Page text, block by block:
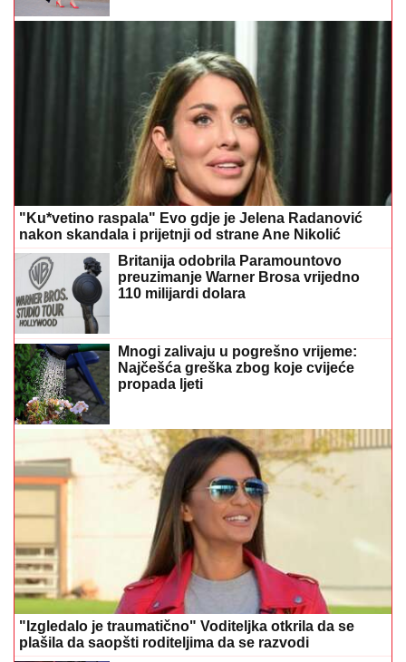
"Ku*vetino raspala" Evo gdje je Jelena Radanović
nakon skandala i prijetnji od strane Ane Nikolić
Britanija odobrila Paramountovo
preuzimanje Warner Brosa vrijedno
110 milijardi dolara
Mnogi zalivaju u pogrešno vrijeme:
Najčešća greška zbog koje cvijeće
propada ljeti
"Izgledalo je traumatično" Voditeljka otkrila da se
plašila da saopšti roditeljima da se razvodi